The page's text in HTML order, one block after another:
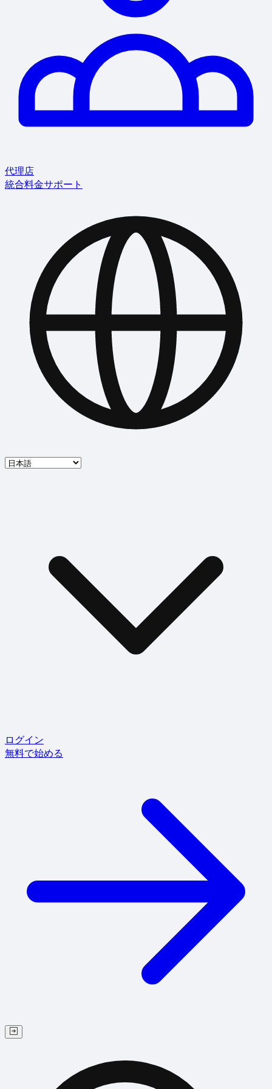
代理店
統合料金サポート
ログイン
無料で始める